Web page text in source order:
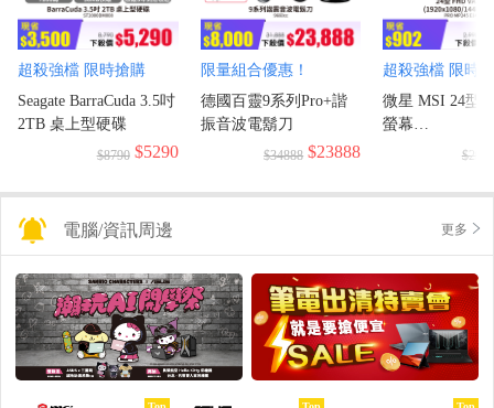
超殺強檔 限時搶購
Seagate BarraCuda 3.5吋
2TB 桌上型硬碟
$8790 $5290
限量組合優惠！
德國百靈9系列Pro+諧
振音波電鬍刀
$34888 $23888
超殺強檔 限時
微星 MSI 24型
螢幕
(1920x1080/$2990
電腦/資訊周邊 更多